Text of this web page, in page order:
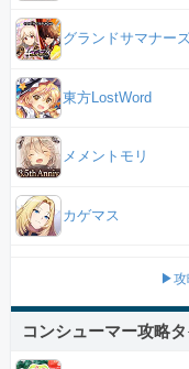
グランドサマナー
東方LostWord
メメントモリ
カゲマス
▶攻
コンシューマー攻略